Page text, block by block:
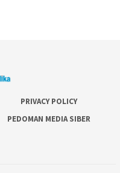
PRIVACY POLICY
PEDOMAN MEDIA SIBER